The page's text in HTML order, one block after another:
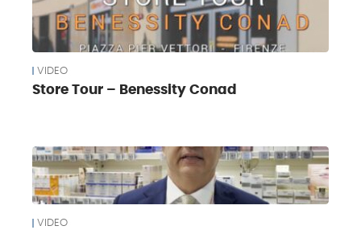
VIDEO
Store Tour – Benessity Conad
VIDEO